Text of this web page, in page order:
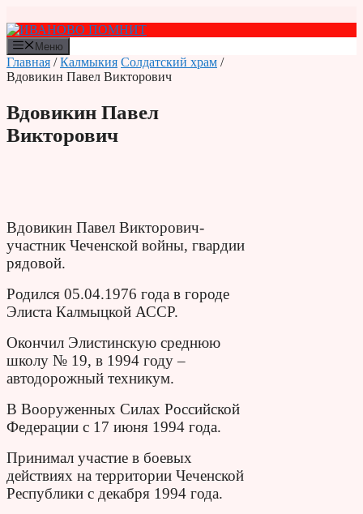
к
содержимому
Меню
Главная /Калмыкия Солдатский храм /
Вдовикин Павел Викторович
Вдовикин Павел
Викторович
Вдовикин Павел Викторович-
участник Чеченской войны, гвардии
рядовой.
Родился 05.04.1976 года в городе
Элиста Калмыцкой АССР.
Окончил Элистинскую среднюю
школу № 19, в 1994 году –
автодорожный техникум.
В Вооруженных Силах Российской
Федерации с 17 июня 1994 года.
Принимал участие в боевых
действиях на территории Чеченской
Республики с декабря 1994 года.